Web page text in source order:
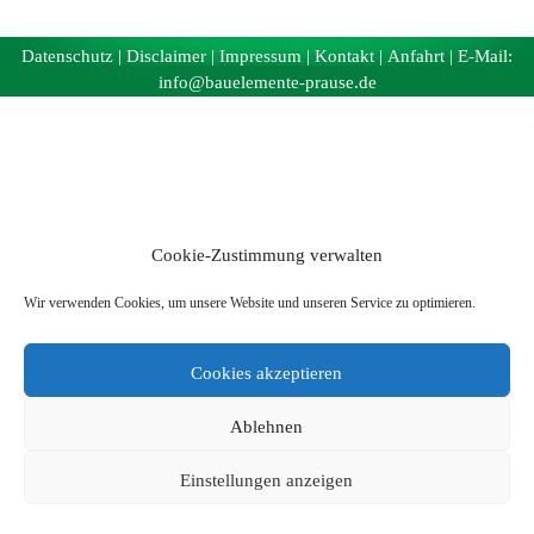
Cookie-Zustimmung verwalten
Wir verwenden Cookies, um unsere Website und unseren Service zu optimieren.
Cookies akzeptieren
Ablehnen
Einstellungen anzeigen
Datenschutz | Disclaimer | Impressum | Kontakt | Anfahrt | E-Mail:
info@bauelemente-prause.de